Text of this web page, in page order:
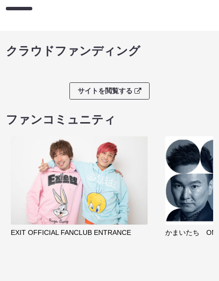
クラウドファンディング
サイトを閲覧する
ファンコミュニティ
EXIT OFFICIAL FANCLUB ENTRANCE かまいたち